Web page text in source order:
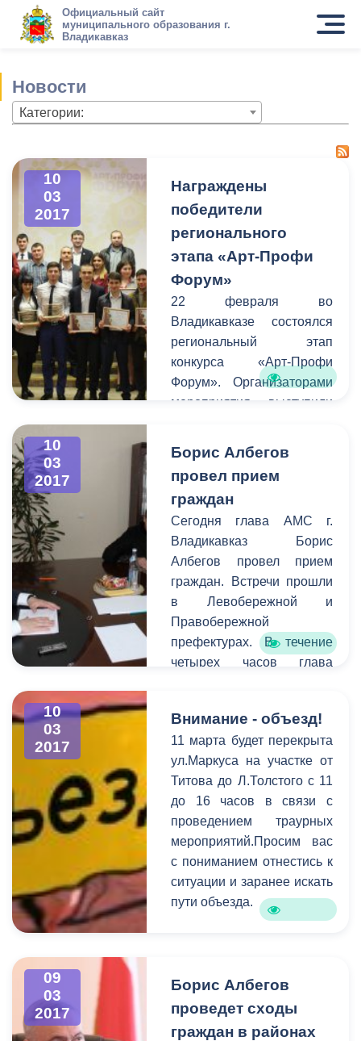
Официальный сайт
муниципального образования г.
Владикавказ
Новости
Категории:
10
03
2017
Награждены
победители
регионального
этапа «Арт-Профи
Форум»
22 февраля во
Владикавказе состоялся
региональный этап
конкурса «Арт-Профи
Форум». Организаторами
мероприятия выступили
Молодёжи и Комитет
молодежной политики,
физической культуры и
спорта АМС. В
соревновании приняли
участие студенты 16-ти
республиканских
профессиональных
образовательных
учреждений. Сегодня в
актовом зале
и призеров конкурса.
10
03
2017
Борис Албегов
провел прием
граждан
Сегодня глава АМС г.
Владикавказ Борис
Албегов провел прием
граждан. Встречи прошли
в Левобережной и
Правобережной
префектурах. В течение
четырех часов глава
Для более детального
выяснения проблем, с
которыми пришли
горожане, к разговору
были приглашены
руководители структурных
подразделений АМС.
Самыми актуальными в
ходе приема стали
коммунальные и
жилищные проблемы,
начинающих
предпринимателей, а
также благоустройство
10
03
2017
Внимание - объезд!
11 марта будет перекрыта
ул.Маркуса на участке от
Титова до Л.Толстого с 11
до 16 часов в связи с
проведением траурных
мероприятий.Просим вас
с пониманием отнестись к
ситуации и заранее искать
пути объезда.
09
03
2017
Борис Албегов
проведет сходы
граждан в районах